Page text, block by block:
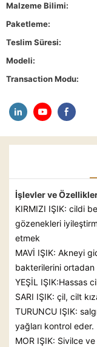
Malzeme Bilimi:
Paketleme:
Teslim Süresi:
Modeli:
Transaction Modu:
İşlevler ve
KIRMIZI IŞIK: cildi
gözenekleri
etmek
MAVİ IŞIK: Akneyi
bakterilerini ortadan
YEŞİL IŞIK:Hassas
SARI IŞIK: çil, cilt
TURUNCU IŞIK:
yağları kontrol eder.
MOR IŞIK: Sivilce